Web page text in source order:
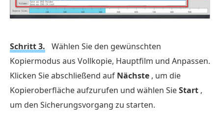
Schritt 3.
Wählen Sie den gewünschten
Kopiermodus aus Vollkopie, Hauptfilm und Anpassen.
Klicken Sie abschließend auf Nächste , um die
Kopieroberfläche aufzurufen und wählen SieStart ,
um den Sicherungsvorgang zu starten.